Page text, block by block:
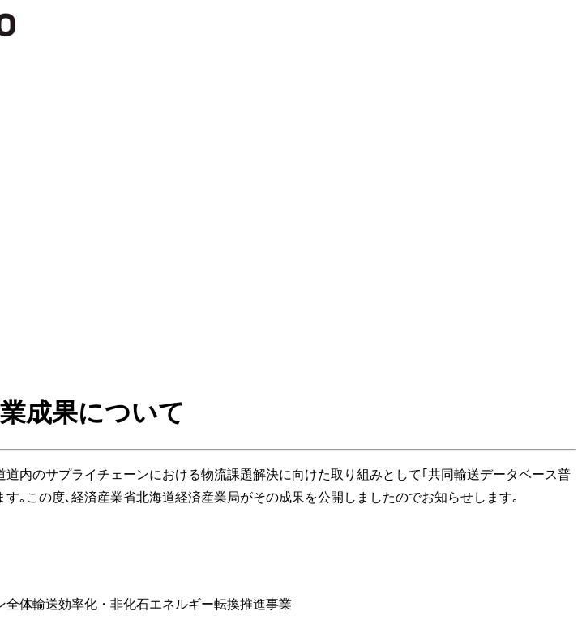
成果について
内のサプライチェーンにおける物流課題解決に向けた取り組みとして｢共同輸送データベース普
｡この度､経済産業省北海道経済産業局がその成果を公開しましたのでお知らせします｡
体輸送効率化・非化石エネルギー転換推進事業